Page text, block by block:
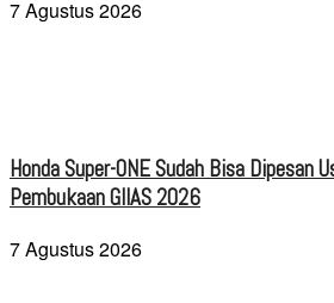
7 Agustus 2026
Honda Super-ONE Sudah Bisa Dipesan
Pembukaan GIIAS 2026
7 Agustus 2026